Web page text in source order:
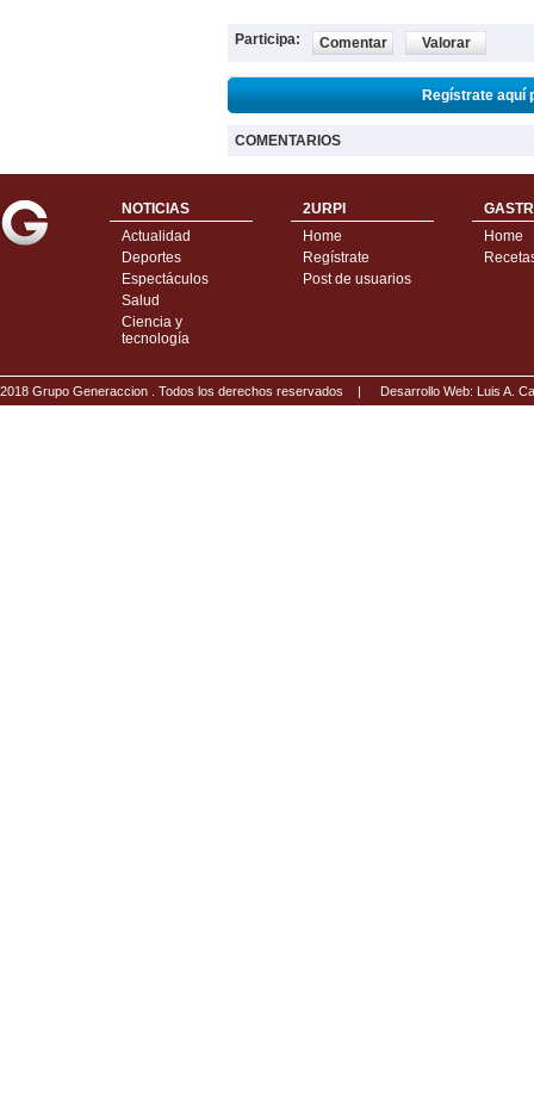
Participa: Comentar Valorar
Regístrate aquí
COMENTARIOS
NOTICIAS
Actualidad
Deportes
Espectáculos
Salud
Ciencia y
tecnología
2URPI
Home
Regístrate
Post de usuarios
Home
2018 Grupo Generaccion . Todos los derechos reservados | Desarrollo Web: Luis